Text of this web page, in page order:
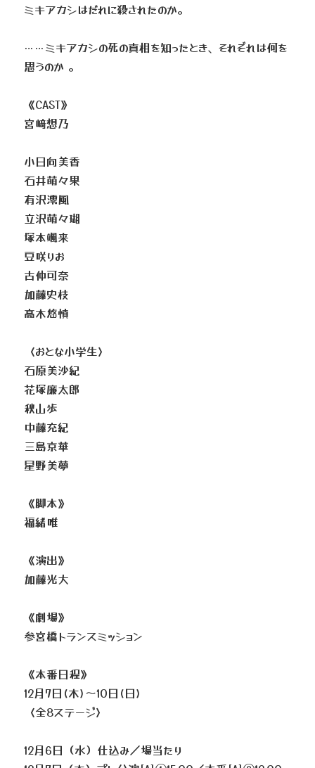
ミキアカシはだれに殺されたのか。
……ミキアカシの死の真相を知ったとき、それぞれは何を
思うのか 。
《CAST》
宮﨑想乃
小日向美香
石井萌々果
有沢澪風
立沢萌々瑚
塚本颯来
豆咲りお
古仲可奈
加藤史枝
髙木悠慎
〈おとな小学生〉
石原美沙紀
花塚廉太郎
秋山歩
中藤充紀
三島京華
星野美夢
《脚本》
福緒唯
《演出》
加藤光大
《劇場》
参宮橋トランスミッション
《本番日程》
12月7日(木)～10日(日)
〈全8ステージ〉
12月6日（水）仕込み／場当たり